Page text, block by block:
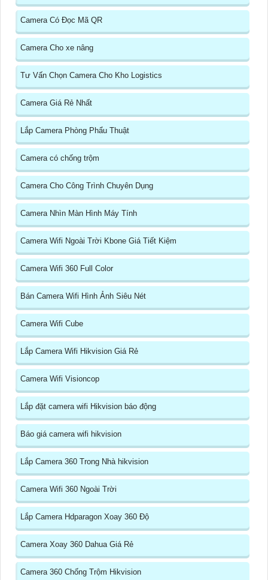
Camera Có Đọc Mã QR
Camera Cho xe nâng
Tư Vấn Chọn Camera Cho Kho Logistics
Camera Giá Rẻ Nhất
Lắp Camera Phòng Phẩu Thuật
Camera có chống trộm
Camera Cho Công Trình Chuyên Dụng
Camera Nhìn Màn Hình Máy Tính
Camera Wifi Ngoài Trời Kbone Giá Tiết Kiệm
Camera Wifi 360 Full Color
Bán Camera Wifi Hình Ảnh Siêu Nét
Camera Wifi Cube
Lắp Camera Wifi Hikvision Giá Rẻ
Camera Wifi Visioncop
Lắp đặt camera wifi Hikvision báo động
Báo giá camera wifi hikvision
Lắp Camera 360 Trong Nhà hikvision
Camera Wifi 360 Ngoài Trời
Lắp Camera Hdparagon Xoay 360 Độ
Camera Xoay 360 Dahua Giá Rẻ
Camera 360 Chống Trộm Hikvision